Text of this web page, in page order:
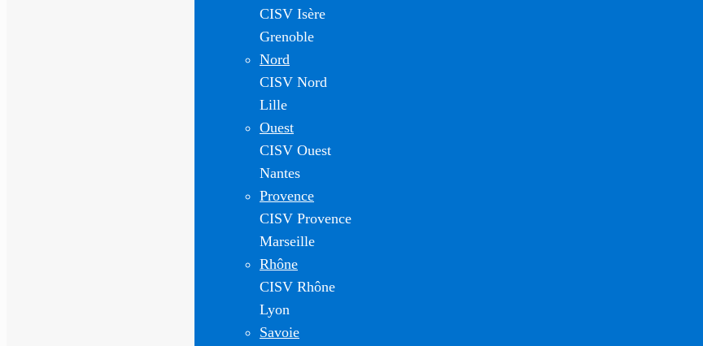
CISV Isère
Grenoble
Nord
CISV Nord
Lille
Ouest
CISV Ouest
Nantes
Provence
CISV Provence
Marseille
Rhône
CISV Rhône
Lyon
Savoie